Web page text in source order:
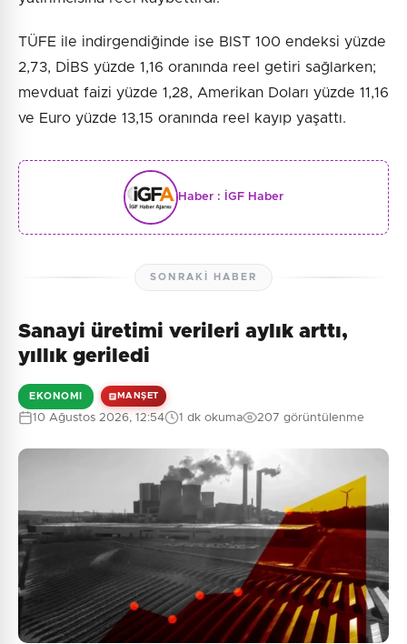
TÜFE ile indirgendiğinde ise BIST 100 endeksi yüzde
2,73, DİBS yüzde 1,16 oranında reel getiri sağlarken;
mevduat faizi yüzde 1,28, Amerikan Doları yüzde 11,16
ve Euro yüzde 13,15 oranında reel kayıp yaşattı.
Haber : İGF Haber
SONRAKI HABER
Sanayi üretimi verileri aylık arttı,
yıllık geriledi
EKONOMI MANŞET
10 Ağustos 2026, 12:54 1 dk okuma 207 görüntülenme